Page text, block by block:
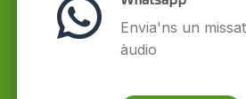
Envia'ns un
àudio